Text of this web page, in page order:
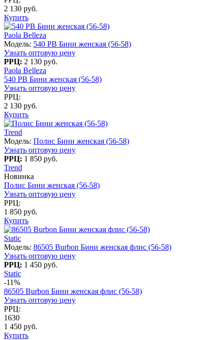
2 130 руб.
Купить
Paola Belleza
Модель: 540 PB Бини женская (56-58)
Узнать оптовую цену
РРЦ: 2 130 руб.
Paola Belleza
540 PB Бини женская (56-58)
Узнать оптовую цену
РРЦ:
2 130 руб.
Купить
Trend
Модель: Полис Бини женская (56-58)
Узнать оптовую цену
РРЦ: 1 850 руб.
Trend
Новинка
Полис Бини женская (56-58)
Узнать оптовую цену
РРЦ:
1 850 руб.
Купить
Static
Модель: 86505 Burbon Бини женская флис (56-58)
Узнать оптовую цену
РРЦ: 1 450 руб.
Static
-11%
86505 Burbon Бини женская флис (56-58)
Узнать оптовую цену
РРЦ:
1630
1 450 руб.
Купить